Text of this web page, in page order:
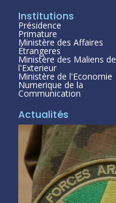
Institutions
Présidence
Primature
Ministère des Affaires
Étrangeres
Ministère des Maliens de
l'Exterieur
Ministère de l'Economie
Numerique de la
Communication
Actualités